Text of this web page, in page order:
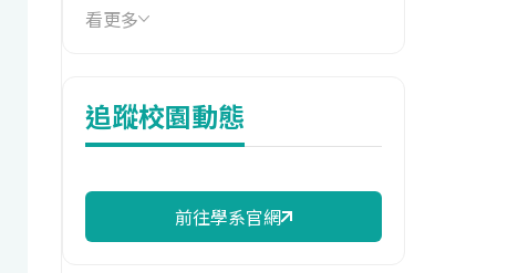
技職群類
114年學費
17,990 元/學期
114年雜費
13,060 元/學期
看更多
追蹤校園動態
前往學系官網